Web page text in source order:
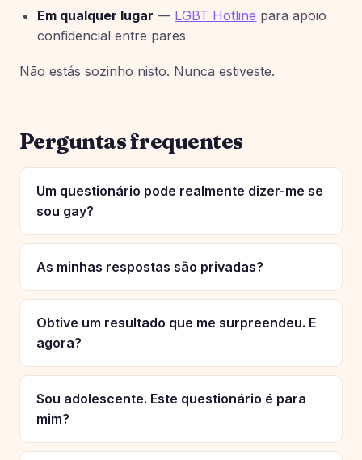
Em qualquer lugar — LGBT Hotline para apoio
confidencial entre pares
Não estás sozinho nisto. Nunca estiveste.
Perguntas frequentes
Um questionário pode realmente dizer-me se
sou gay?
As minhas respostas são privadas?
Obtive um resultado que me surpreendeu. E
agora?
Sou adolescente. Este questionário é para
mim?